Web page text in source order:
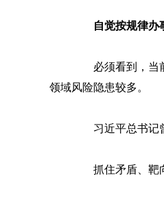
自觉按规律办
必须看到，当前
领域风险隐患较多。
习近平总书记曾
抓住矛盾、靶向